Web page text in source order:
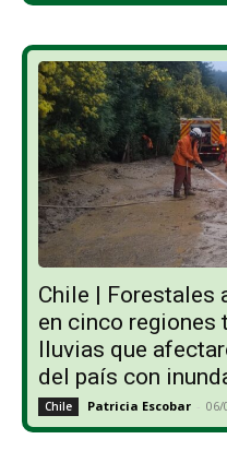
Chile | Forestales
en cinco regiones
lluvias que
del país con
Chile Patricia Escobar - 06/